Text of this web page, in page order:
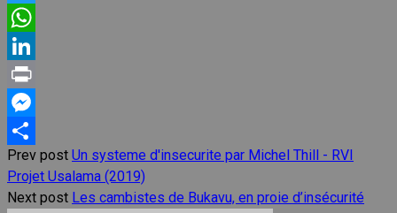
Twitter
WhatsApp
LinkedIn
Print
Messenger
Share
Prev post Un systeme d'insecurite par Michel Thill - RVI
Projet Usalama (2019)
Next post Les cambistes de Bukavu, en proie d’insécurité